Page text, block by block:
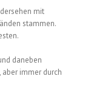
mit
stammen.
daneben
immer durch